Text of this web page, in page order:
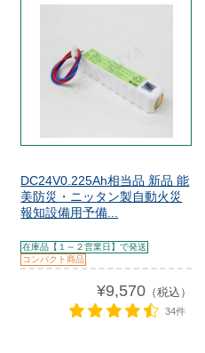
DC24V0.225Ah相当品 新品 能
美防災・ニッタン製自動火災
報知設備用予備...
在庫品【１～２営業日】で発送
コンパクト商品
¥9,570（税込）
34件